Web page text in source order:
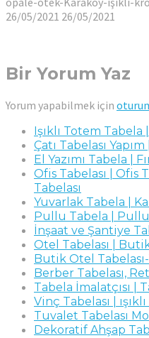
26/05/2021 26/05/2021
Bir Yorum Yaz
Yorum yapabilmek için
Işıklı Totem
Çatı Tabelası
El Yazımı Tabela |
Ofis Tabelası | Ofis
Tabelası
Yuvarlak Tabela |
Pullu Tabela |
İnşaat ve Şantiye
Otel Tabelası |
Butik Otel
Berber Tabelası,
Tabela İmalatçısı |
Vinç Tabelası |
Tuvalet Tabelası
Dekoratif Ahşap